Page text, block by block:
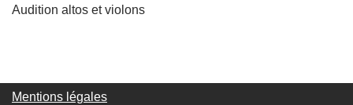
Audition altos et violons
Mentions légales